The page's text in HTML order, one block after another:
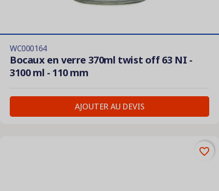
WC000164
Bocaux en verre 370ml twist off 63 NI -
3100 ml - 110 mm
AJOUTER AU DEVIS
favorite_border